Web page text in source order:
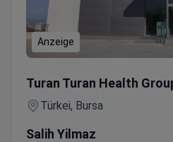
Anzeige
Turan Turan Health
Türkei, Bursa
Salih Yilmaz